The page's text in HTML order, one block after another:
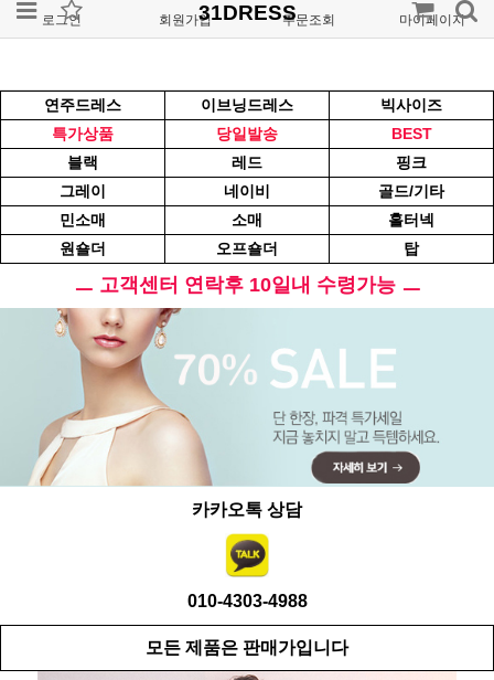
로그인 회원가입 주문조회 마이페이지
31DRESS
연주드레스 이브닝드레스
빅사이즈
특가상품
당일발송
BEST
블랙
레드
핑크
그레이
네이비
골드/기타
민소매
소매
홀터넥
원숄더
오프숄더 탑
ㅡ 고객센터 연락후 10일내 수령가능 ㅡ
카카오톡 상담
010-4303-4988
모든 제품은 판매가입니다